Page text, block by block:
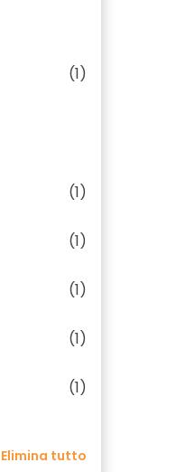
(1)
(1)
(1)
(1)
(1)
(1)
Elimina tutto